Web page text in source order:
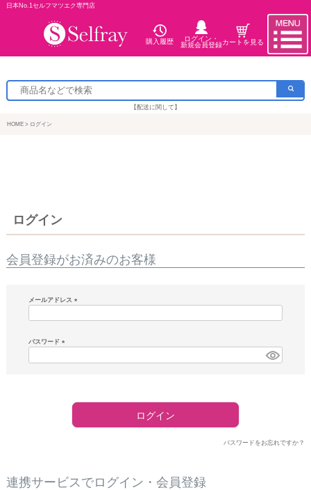
日本No.1セルフマツエク専門店
購入履歴
ログイン・
新規会員登録カートを見る
【配送に関して】
HOME ログイン
ログイン
会員登録がお済みのお客様
メールアドレス
須)
パスワード
須)
ログイン
パスワードをお忘れですか？
連携サービスでログイン・会員登録